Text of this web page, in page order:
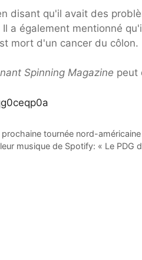
disant qu'il avait des
a également mentionné
mort d'un cancer du côlon.
Spinning Magazine peut
tournée nord-américaine
musique de Spotify: « Le PDG